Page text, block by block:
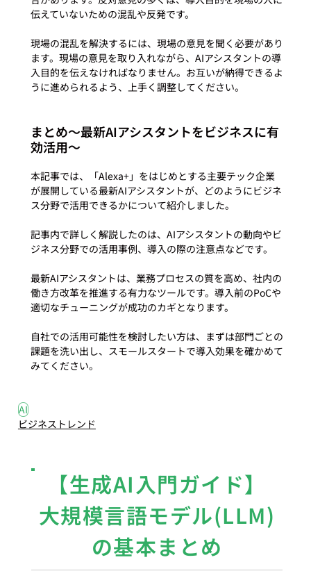
伝えていないための混乱や反発です。
現場の混乱を解決するには、現場の意見を聞く必要があり
ます。現場の意見を取り入れながら、AIアシスタントの導
入目的を伝えなければなりません。お互いが納得できるよ
まとめ〜最新AIアシスタントをビジネスに有
効活用〜
本記事では、「Alexa+」をはじめとする主要テック企業
が展開している最新AIアシスタントが、どのようにビジネ
ス分野で活用できるかについて紹介しました。
記事内で詳しく解説したのは、AIアシスタントの動向やビ
ジネス分野での活用事例、導入の際の注意点などです。
最新AIアシスタントは、業務プロセスの質を高め、社内の
働き方改革を推進する有力なツールです。導入前のPoCや
適切なチューニングが成功のカギとなります。
自社での活用可能性を検討したい方は、まずは部門ごとの
課題を洗い出し、スモールスタートで導入効果を確かめて
みてください。
AI
ビジネストレンド
【生成AI入門ガイド】
大規模言語モデル(LLM)
の基本まとめ